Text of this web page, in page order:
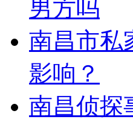
男方吗
南昌市私
影响？
南昌侦探